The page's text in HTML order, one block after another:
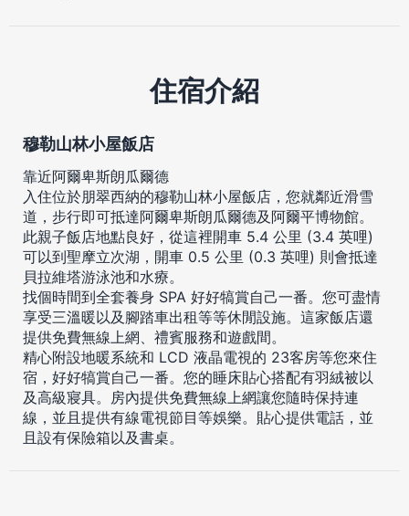
住宿介紹
穆勒山林小屋飯店
靠近阿爾卑斯朗瓜爾德
入住位於朋翠西納的穆勒山林小屋飯店，您就鄰近滑雪
道，步行即可抵達阿爾卑斯朗瓜爾德及阿爾平博物館。
此親子飯店地點良好，從這裡開車 5.4 公里 (3.4 英哩)
可以到聖摩立次湖，開車 0.5 公里 (0.3 英哩) 則會抵達
貝拉維塔游泳池和水療。
找個時間到全套養身 SPA 好好犒賞自己一番。您可盡情
享受三溫暖以及腳踏車出租等等休閒設施。這家飯店還
提供免費無線上網、禮賓服務和遊戲間。
精心附設地暖系統和 LCD 液晶電視的 23客房等您來住
宿，好好犒賞自己一番。您的睡床貼心搭配有羽絨被以
及高級寢具。房內提供免費無線上網讓您隨時保持連
線，並且提供有線電視節目等娛樂。貼心提供電話，並
且設有保險箱以及書桌。